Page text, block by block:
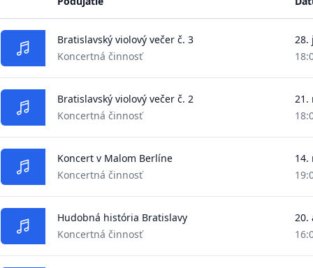
Bratislavský violový večer č. 3
Koncertná činnosť
28.
Bratislavský violový večer č. 2
Koncertná činnosť
21.
Koncert v Malom Berlíne
Koncertná činnosť
14.
Hudobná história Bratislavy
Koncertná činnosť
20.